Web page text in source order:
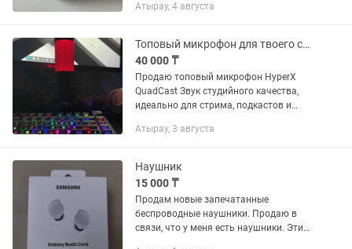
Атырау, 4 августа
Топовый микрофон для твоего сетапа
40 000 ₸
Продаю топовый микрофон HyperX
QuadCast Звук студийного качества,
идеально для стрима, подкастов и
(кардиоида, всенаправленный,
Атырау, 3 августа
Наушник
15 000 ₸
Продам новые запечатанные
беспроводные наушники. Продаю в
связи, что у меня есть наушники. Эти